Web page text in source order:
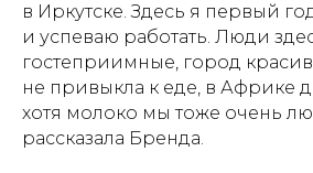
в Иркутске. Здесь я первый
и успеваю работать. Люди
гостеприимные, город
не привыкла к еде, в Африке
хотя молоко мы тоже очень
рассказала Бренда.